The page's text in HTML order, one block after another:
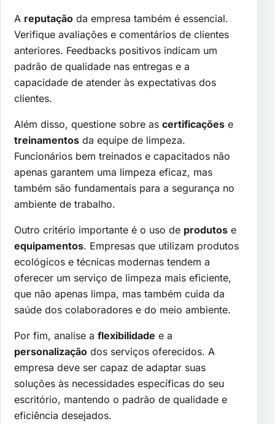
A reputação da empresa também é essencial.
Verifique avaliações e comentários de clientes
anteriores. Feedbacks positivos indicam um
padrão de qualidade nas entregas e a
capacidade de atender às expectativas dos
clientes.
Além disso, questione sobre as certificações e
treinamentos da equipe de limpeza.
Funcionários bem treinados e capacitados não
apenas garantem uma limpeza eficaz, mas
também são fundamentais para a segurança no
ambiente de trabalho.
Outro critério importante é o uso de produtos e
equipamentos. Empresas que utilizam produtos
ecológicos e técnicas modernas tendem a
oferecer um serviço de limpeza mais eficiente,
que não apenas limpa, mas também cuida da
saúde dos colaboradores e do meio ambiente.
Por fim, analise a flexibilidade e a
personalização dos serviços oferecidos. A
empresa deve ser capaz de adaptar suas
soluções às necessidades específicas do seu
escritório, mantendo o padrão de qualidade e
eficiência desejados.